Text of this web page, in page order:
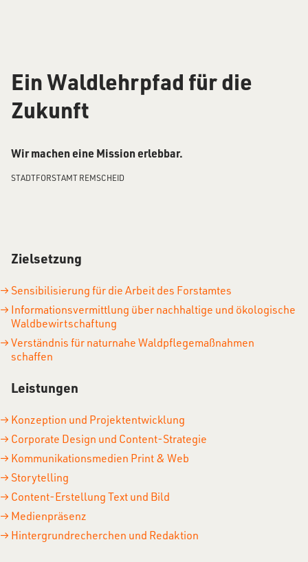
Ein Waldlehrpfad für die
Zukunft
Wir machen eine Mission erlebbar.
STADTFORSTAMT REMSCHEID
Zielsetzung
Sensibilisierung für die Arbeit des Forstamtes
Informationsvermittlung über nachhaltige und ökologische
Waldbewirtschaftung
Verständnis für naturnahe Waldpflegemaßnahmen
schaffen
Leistungen
Konzeption und Projektentwicklung
Corporate Design und Content-Strategie
Kommunikationsmedien Print & Web
Storytelling
Content-Erstellung Text und Bild
Medienpräsenz
Hintergrundrecherchen und Redaktion